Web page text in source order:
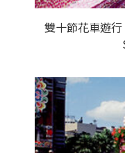
雙十節花車遊